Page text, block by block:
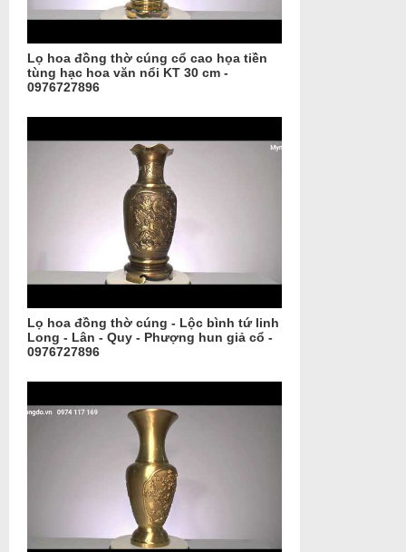
Lọ hoa đồng thờ cúng cổ cao họa tiền
tùng hạc hoa văn nổi KT 30 cm -
0976727896
Lọ hoa đồng thờ cúng - Lộc bình tứ linh
Long - Lân - Quy - Phượng hun giả cổ -
0976727896